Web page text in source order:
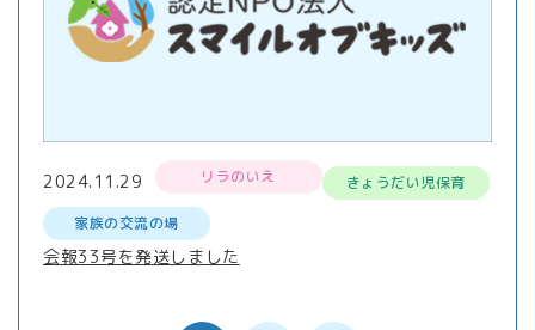
2024.11.29 リラのいえ
きょうだい児保育
家族の交流の場
会報33号を発送しました